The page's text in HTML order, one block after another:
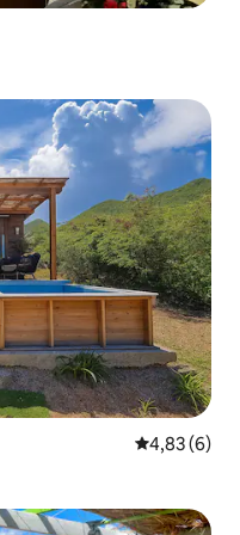
Évaluation
4,83 (6)